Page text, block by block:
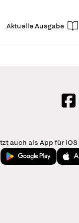
Aktuelle Ausgabe
login
auch als App für
Jetzt bei Google Play